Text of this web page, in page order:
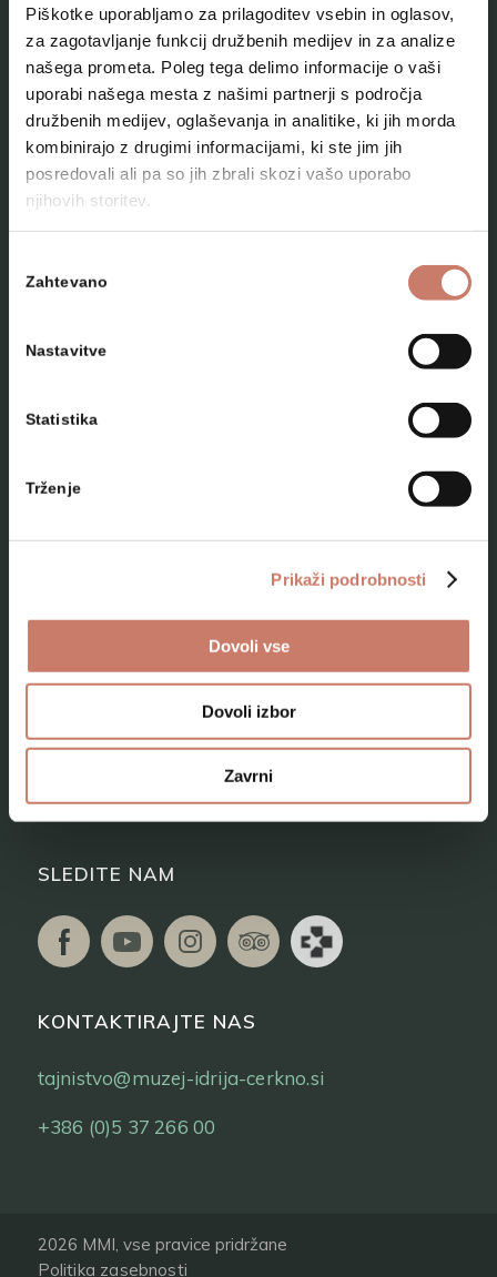
Piškotke uporabljamo za prilagoditev vsebin in oglasov,
za zagotavljanje funkcij družbenih medijev in za analize
našega prometa. Poleg tega delimo informacije o vaši
uporabi našega mesta z našimi partnerji s področja
družbenih medijev, oglaševanja in analitike, ki jih morda
kombinirajo z drugimi informacijami, ki ste jim jih
posredovali ali pa so jih zbrali skozi vašo uporabo
njihovih storitev.
soglasja
Zahtevano
Nastavitve
Statistika
Trženje
Prikaži podrobnosti
Dovoli vse
Dovoli izbor
Zavrni
Naše zbirke
Aktualno
Kontakt
Kam na izlet
Programi za skupine odraslih
Kje smo
SLEDITE NAM
KONTAKTIRAJTE NAS
tajnistvo@muzej-idrija-cerkno.si
+386 (0)5 37 266 00
2026 MMI, vse pravice pridržane
Politika zasebnosti